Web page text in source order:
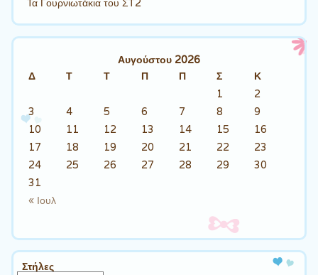
Αυγούστου 2026
Δ
Τ Τ Π Π Σ Κ
« Ιουλ
1
2
3
4 5 6 7 8
9
10
11 12 13 14 15
16
17
18 19 20 21 22
23
24
25 26 27 28 29
30
31
Στήλες